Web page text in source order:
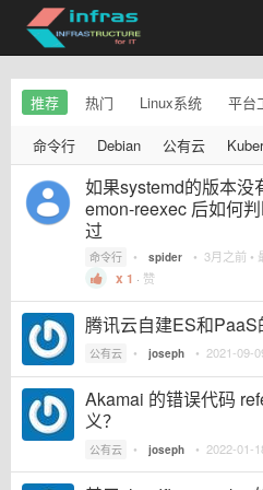
推荐 热门 Linux系统 平台
命令行 Debian 公有云
如果systemd的版本没
emon-reexec 后如何
过
命令行 • spider • 3月之前 •
1 · 赞
腾讯云自建ES和
公有云 • joseph • 2021-09-
Akamai 的错误代码
义？
公有云 • joseph • 2022-01-